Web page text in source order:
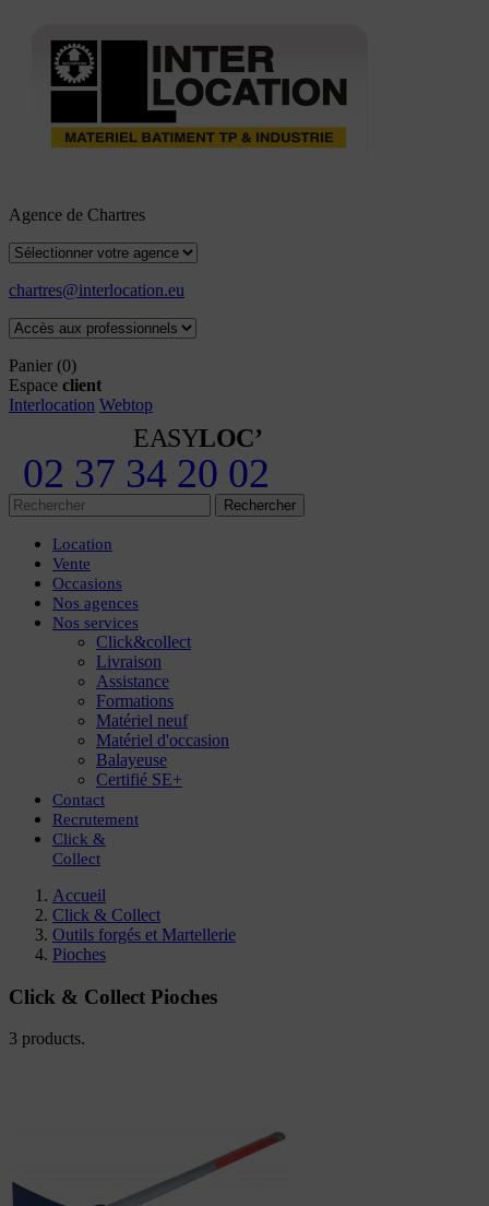
Agence de Chartres
chartres@interlocation.eu
Panier (0)
Espace client
Interlocation Webtop
EASYLOC’
02 37 34 20 02
Rechercher
Location
Vente
Occasions
Nos agences
Nos services
Click&collect
Livraison
Assistance
Formations
Matériel neuf
Matériel d'occasion
Balayeuse
Certifié SE+
Contact
Recrutement
Click &
Collect
Accueil
Click & Collect
Outils forgés et Martellerie
Pioches
Click & Collect Pioches
3 products.